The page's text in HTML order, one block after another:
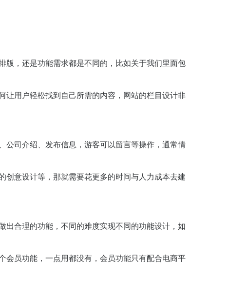
版，还是功能需求都是不同的，比如关于我们里面包
让用户轻松找到自己所需的内容，网站的栏目设计非
公司介绍、发布信息，游客可以留言等操作，通常情
创意设计等，那就需要花更多的时间与人力成本去建
出合理的功能，不同的难度实现不同的功能设计，如
会员功能，一点用都没有，会员功能只有配合电商平